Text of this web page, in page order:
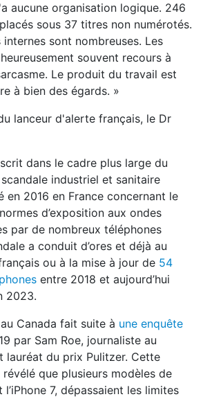
aucune organisation logique. 246
sous 37 titres non numérotés.
sont nombreuses. Les
souvent recours à
Le produit du travail est
à bien des égards. »
lanceur d'alerte français, le Dr
dans le cadre plus large du
scandale industriel et sanitaire
en 2016 en France concernant le
d’exposition aux ondes
par de nombreux téléphones
a conduit d’ores et déjà au
ou à la mise à jour de 54
entre 2018 et aujourd’hui
2023.
Canada fait suite à une enquête
par Sam Roe, journaliste au
lauréat du prix Pulitzer. Cette
que plusieurs modèles de
7, dépassaient les limites